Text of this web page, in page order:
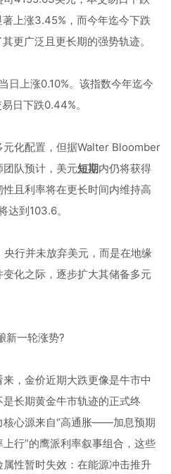
上涨3.45%，而今年迄今下跌
更广泛且更长期的强势轨迹。
日上涨0.10%。该指数今年迄今
日下跌0.44%。
元化配置，但据Walter Bloomber
队预计，美元短期内仍将获得
且利率将在更长时间内维持高
达到103.6。
行并未放弃美元，而是在地缘
化之际，逐步扩大其储备多元
新一轮涨势?
，金价近期大跌更像是牛市中
长期黄金牛市轨迹的正式终
核心源来自“高通胀——加息预期
”的鹰派利率叙事组合，这些
性暂时失效：在能源冲击推升